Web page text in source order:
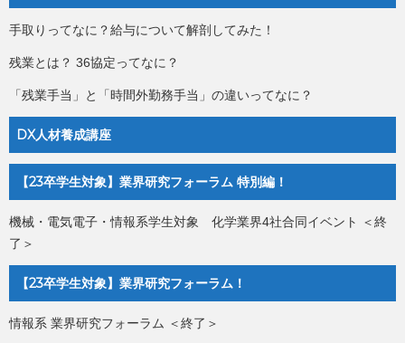
手取りってなに？給与について解剖してみた！
残業とは？ 36協定ってなに？
「残業手当」と「時間外勤務手当」の違いってなに？
DX人材養成講座
【23卒学生対象】業界研究フォーラム 特別編！
機械・電気電子・情報系学生対象 化学業界4社合同イベント ＜終
了＞
【23卒学生対象】業界研究フォーラム！
情報系 業界研究フォーラム ＜終了＞